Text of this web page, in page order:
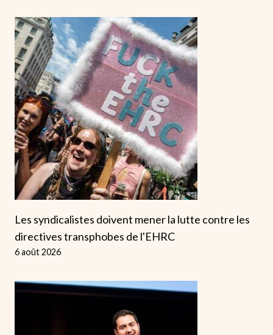
Les syndicalistes doivent mener la lutte contre les
directives transphobes de l'EHRC
6 août 2026